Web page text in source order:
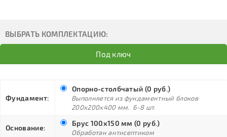
ВЫБРАТЬ КОМПЛЕКТАЦИЮ:
Под ключ
Фундамент:
Опорно-столбчатый (0 руб.)
Выполняется из фундаментный блоков
200х200х400 мм. 6-8 шт.
Основание:
Брус 100х150 мм (0 руб.)
Обработан антисептиком